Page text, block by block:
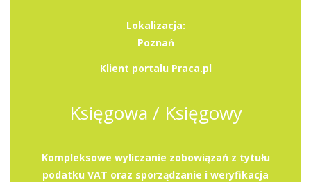
Lokalizacja:
Poznań
Klient portalu Praca.pl
Księgowa / Księgowy
Kompleksowe wyliczanie zobowiązań z tytułu
podatku VAT oraz sporządzanie i weryfikacja